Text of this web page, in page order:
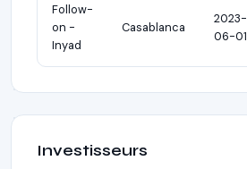
Follow-
on -
Inyad
Casablanca
2023-
06-01
Investisseurs